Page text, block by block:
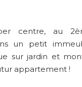
centre, au
un petit
sur jardin et
appartement !